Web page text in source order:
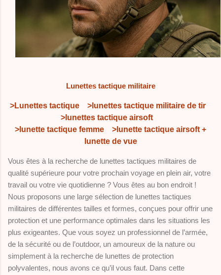
Lunettes tactique militaire
>Lunettes tactique
>lunettes tactique militaire de tir
>lunettes tactique airsoft
>lunette tactique femme
>lunette tactique airsoft +
lunette de vue
Vous êtes à la recherche de lunettes tactiques militaires de
qualité supérieure pour votre prochain voyage en plein air, votre
travail ou votre vie quotidienne ? Vous êtes au bon endroit !
Nous proposons une large sélection de lunettes tactiques
militaires de différentes tailles et formes, conçues pour offrir une
protection et une performance optimales dans les situations les
plus exigeantes. Que vous soyez un professionnel de l’armée,
de la sécurité ou de l’outdoor, un amoureux de la nature ou
simplement à la recherche de lunettes de protection
polyvalentes, nous avons ce qu’il vous faut. Dans cette